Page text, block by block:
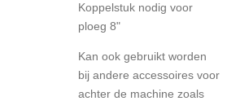
Koppelstuk nodig voor
ploeg 8"
Kan ook gebruikt worden
bij andere accessoires voor
achter de machine zoals